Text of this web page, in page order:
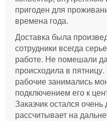
пригоден для
времена года.
Доставка была
сотрудники всегда
работе. Не помешали
происходила в
рабочие занимались
подключением его к
Заказчик остался
рассчитывает на